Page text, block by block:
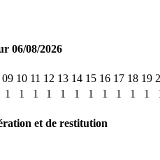
06/08/2026
09 10 11 12 13 14 15 16 17 18 19
1 1 1 1 1 1 1 1 1 1 1
et de restitution